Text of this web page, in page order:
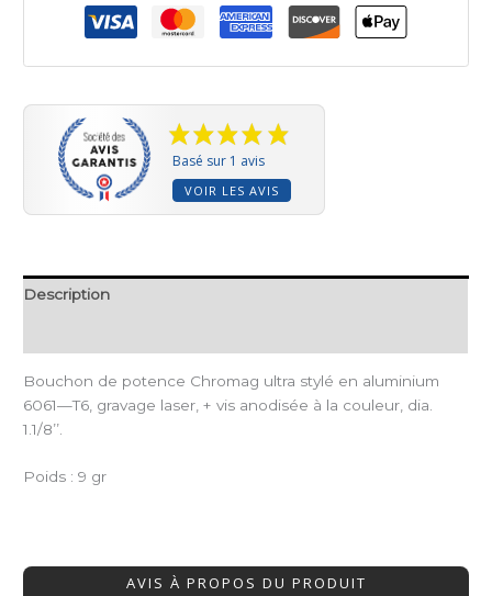
Basé sur 1 avis
VOIR LES AVIS
Description
Bouchon de potence Chromag ultra stylé en aluminium
6061—T6, gravage laser, + vis anodisée à la couleur, dia.
1.1/8’’.
Poids : 9 gr
AVIS À PROPOS DU PRODUIT